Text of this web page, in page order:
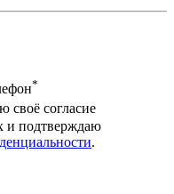
*
своё согласие
и подтверждаю
.